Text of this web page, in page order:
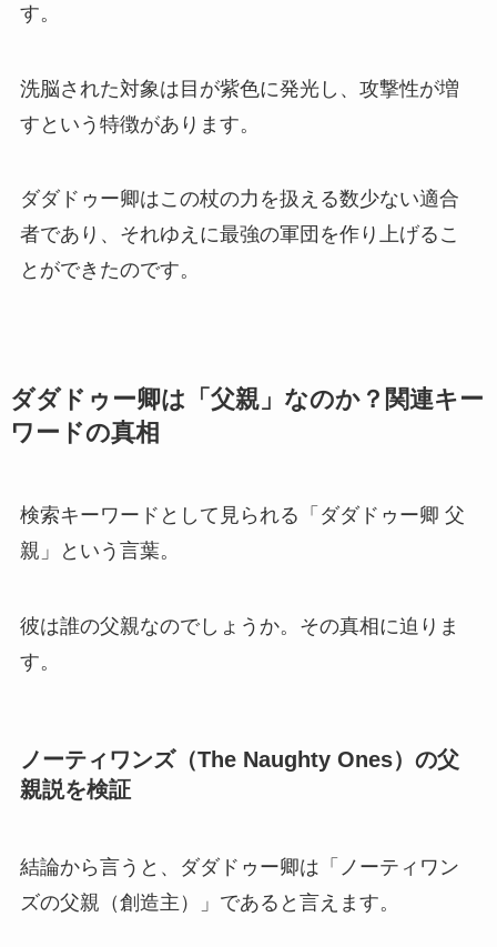
す。
洗脳された対象は目が紫色に発光し、攻撃性が増
すという特徴があります。
ダダドゥー卿はこの杖の力を扱える数少ない適合
者であり、それゆえに最強の軍団を作り上げるこ
とができたのです。
ダダドゥー卿は「父親」なのか？関連キー
ワードの真相
検索キーワードとして見られる「ダダドゥー卿 父
親」という言葉。
彼は誰の父親なのでしょうか。その真相に迫りま
す。
ノーティワンズ（The Naughty Ones）の父
親説を検証
結論から言うと、ダダドゥー卿は「ノーティワン
ズの父親（創造主）」であると言えます。